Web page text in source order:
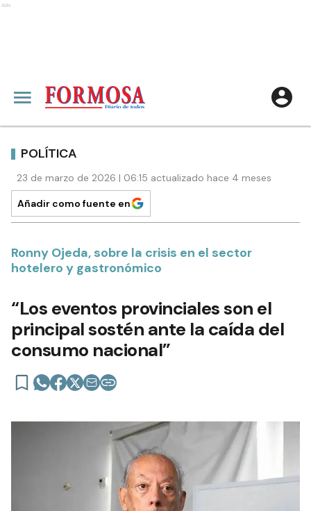
Ads
POLÍTICA
23 de marzo de 2026 | 06:15 actualizado hace 4 meses
Añadir como fuente en
Ronny Ojeda, sobre la crisis en el sector
hotelero y gastronómico
“Los eventos provinciales son el
principal sostén ante la caída del
consumo nacional”